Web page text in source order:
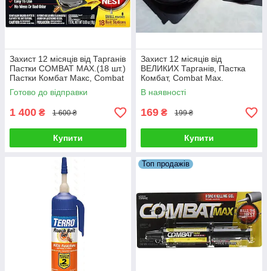
Захист 12 місяців від Тарганів
Пастки COMBAT MAX.(18 шт.)
Пастки Комбат Макс, Combat
диски. Оригінал 100%.
Готово до відправки
1 400 ₴ 1 600 ₴
Купити
Захист 12 місяців від
ВЕЛИКИХ Тарганів, Пастка
Комбат, Combat Max.
Оригінал
В наявності
169 ₴ 199 ₴
Купити
Топ продажів